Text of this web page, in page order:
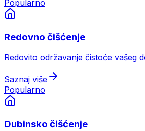
Popularno
Redovno čišćenje
Redovito održavanje čistoće vašeg
Saznaj više
Popularno
Dubinsko čišćenje